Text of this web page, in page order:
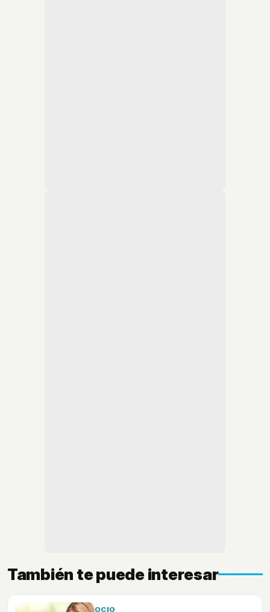
También te puede interesar
OCIO